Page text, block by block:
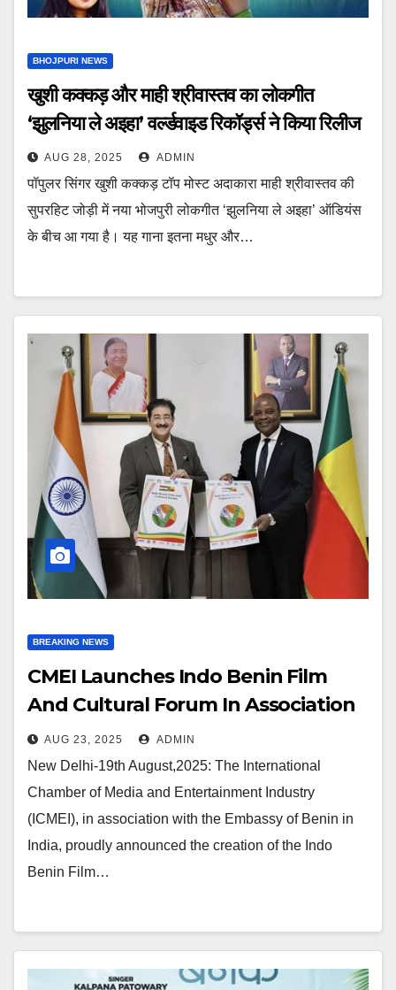
BHOJPURI NEWS
खुशी कक्कड़ और माही श्रीवास्तव का लोकगीत
‘झुलनिया ले अइहा’ वर्ल्डवाइड रिकॉर्ड्स ने किया रिलीज
AUG 28, 2025 ADMIN
पॉपुलर सिंगर खुशी कक्कड़ टॉप मोस्ट अदाकारा माही श्रीवास्तव की
सुपरहिट जोड़ी में नया भोजपुरी लोकगीत ‘झुलनिया ले अइहा’ ऑडियंस
के बीच आ गया है। यह गाना इतना मधुर और…
BREAKING NEWS
CMEI Launches Indo Benin Film
And Cultural Forum In Association
With Embassy Of Benin
AUG 23, 2025 ADMIN
New Delhi-19th August,2025: The International
Chamber of Media and Entertainment Industry
(ICMEI), in association with the Embassy of Benin in
India, proudly announced the creation of the Indo
Benin Film…